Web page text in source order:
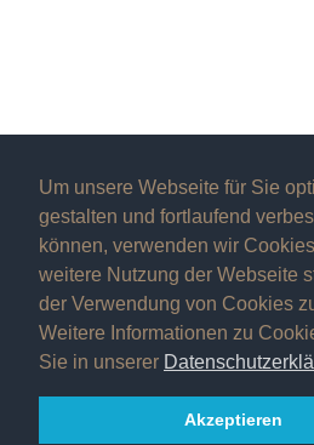
Um unsere Webseite für Sie
gestalten und fortlaufend
können, verwenden wir
weitere Nutzung der Webseite
der Verwendung von Cookies
Weitere Informationen zu
Sie in unserer
Akzeptieren